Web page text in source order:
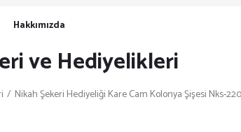
Hakkımızda
ve Hediyelikleri
Nikah Şekeri Hediyeliği Kare Cam Kolonya Şişesi Nks-220